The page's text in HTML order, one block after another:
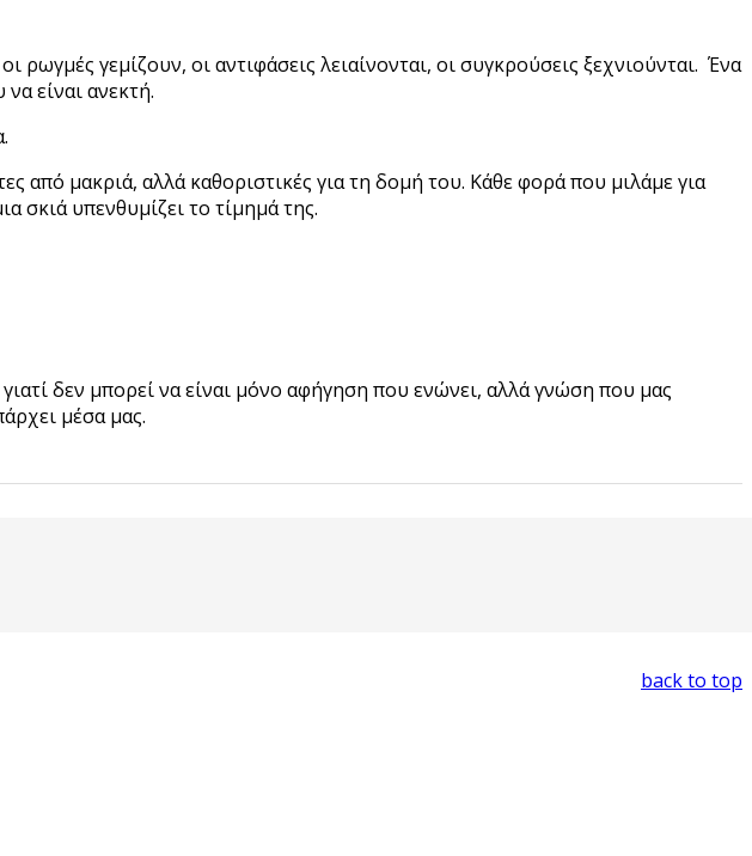
γεμίζουν, οι αντιφάσεις λειαίνονται, οι συγκρούσεις ξεχνιούνται. Ένα
είναι ανεκτή.
από μακριά, αλλά καθοριστικές για τη δομή του. Κάθε φορά που μιλάμε για
σκιά υπενθυμίζει το τίμημά της.
δεν μπορεί να είναι μόνο αφήγηση που ενώνει, αλλά γνώση που μας
μέσα μας.
back to top